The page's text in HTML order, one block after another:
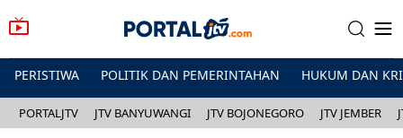
PERISTIWA POLITIK DAN PEMERINTAHAN HUKUM DAN
PORTALJTV JTV BANYUWANGI JTV BOJONEGORO JTV JEMBER